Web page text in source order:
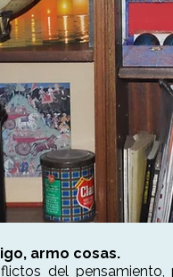
armo cosas.
del